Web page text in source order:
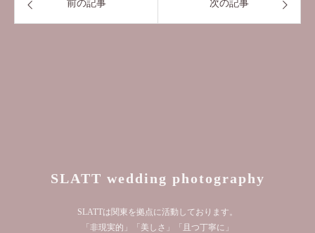
前の記事 次の記事
SLATT wedding photography
SLATTは関東を拠点に活動しております。
「非現実的」「美しさ」「且つ丁寧に」